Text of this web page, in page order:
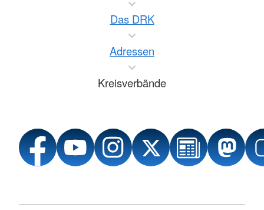
Das DRK
Adressen
Kreisverbände